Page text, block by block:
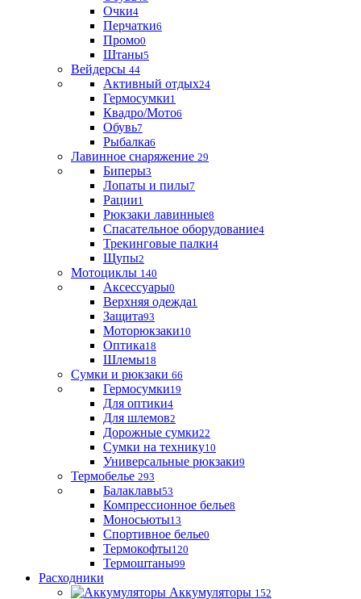
Очки4
Перчатки6
Промо0
Штаны5
Вейдерсы 44
Активный отдых24
Гермосумки1
Квадро/Мото6
Обувь7
Рыбалка6
Лавинное снаряжение 29
Биперы3
Лопаты и пилы7
Рации1
Рюкзаки лавинные8
Спасательное оборудование4
Трекинговые палки4
Щупы2
Мотоциклы 140
Аксессуары0
Верхняя одежда1
Защита93
Моторюкзаки10
Оптика18
Шлемы18
Сумки и рюкзаки 66
Гермосумки19
Для оптики4
Для шлемов2
Дорожные сумки22
Сумки на технику10
Универсальные рюкзаки9
Термобелье 293
Балаклавы53
Компрессионное белье8
Моносьюты13
Спортивное белье0
Термокофты120
Термоштаны99
Расходники
Аккумуляторы 152